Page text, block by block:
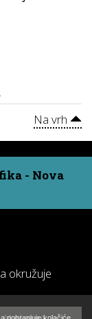
Na vrh
- Nova
okružuje